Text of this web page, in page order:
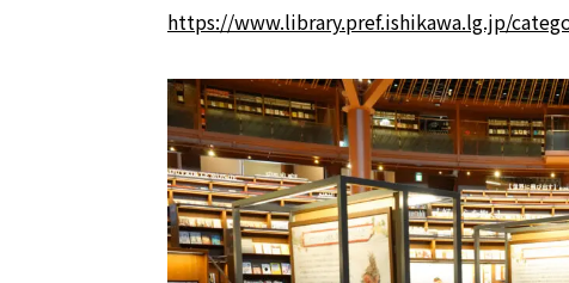
https://www.library.pref.ishikawa.lg.jp/